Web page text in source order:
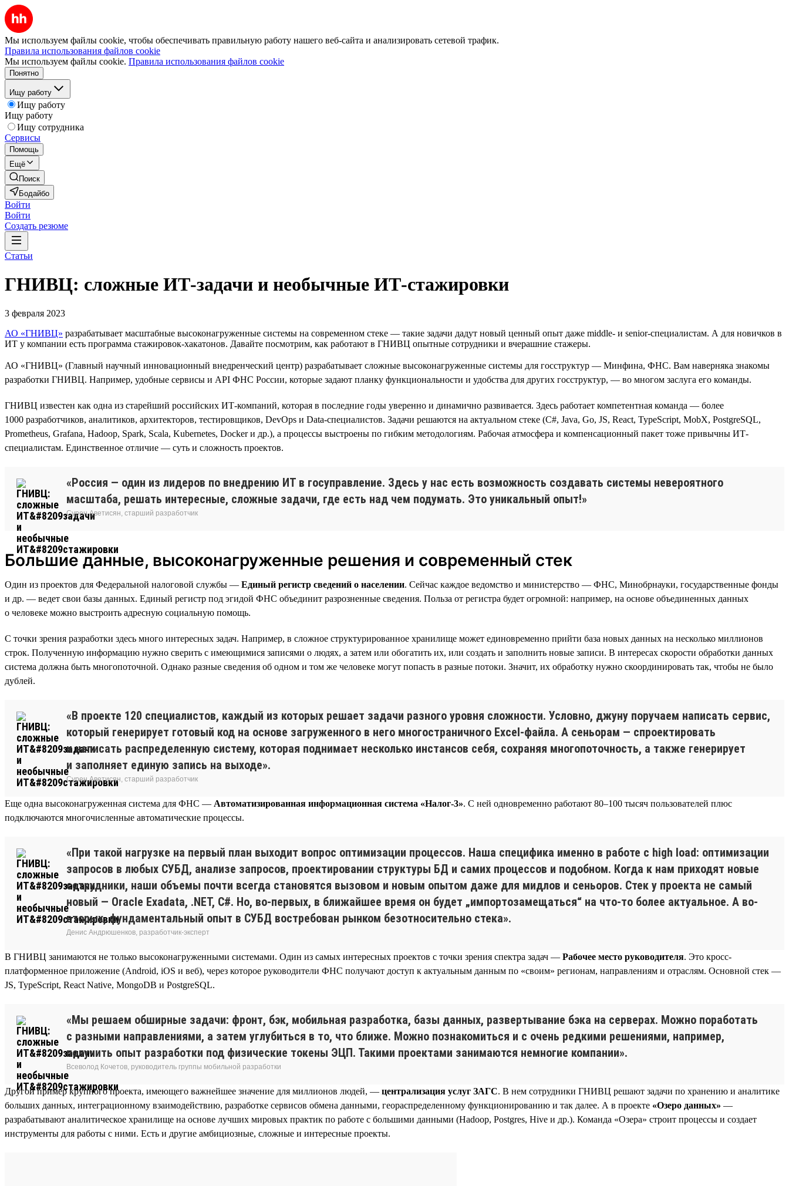
Мы используем файлы cookie, чтобы обеспечивать правильную работу нашего веб-сайта и анализировать сетевой трафик.
Правила использования файлов cookie
Мы используем файлы cookie. Правила использования файлов cookie
Понятно
Ищу работу
Ищу работу
Ищу работу
Ищу сотрудника
Сервисы
Помощь
Ещё
Поиск
Бодайбо
Войти
Войти
Создать резюме
Статьи
ГНИВЦ: сложные ИТ‑задачи и необычные ИТ‑стажировки
3 февраля 2023
АО «ГНИВЦ» разрабатывает масштабные высоконагруженные системы на современном стеке — такие задачи дадут новый ценный опыт даже middle- и senior-специалистам. А для новичков в
ИТ у компании есть программа стажировок-хакатонов. Давайте посмотрим, как работают в ГНИВЦ опытные сотрудники и вчерашние стажеры.
АО «ГНИВЦ» (Главный научный инновационный внедренческий центр) разрабатывает сложные высоконагруженные системы для госструктур — Минфина, ФНС. Вам наверняка знакомы
разработки ГНИВЦ. Например, удобные сервисы и API ФНС России, которые задают планку функциональности и удобства для других госструктур, — во многом заслуга его команды.
ГНИВЦ известен как одна из старейший российских ИТ-компаний, которая в последние годы уверенно и динамично развивается. Здесь работает компетентная команда — более
1000 разработчиков, аналитиков, архитекторов, тестировщиков, DevOps и Data-специалистов. Задачи решаются на актуальном стеке (С#, Java, Go, JS, React, TypeScript, MobX, PostgreSQL,
Prometheus, Grafana, Hadoop, Spark, Scala, Kubernetes, Doсker и др.), а процессы выстроены по гибким методологиям. Рабочая атмосфера и компенсационный пакет тоже привычны ИТ-
специалистам. Единственное отличие — суть и сложность проектов.
«Россия — один из лидеров по внедрению ИТ в госуправление. Здесь у нас есть возможность создавать системы невероятного
масштаба, решать интересные, сложные задачи, где есть над чем подумать. Это уникальный опыт!»
Сурен Аветисян, старший разработчик
Большие данные, высоконагруженные решения и современный стек
Один из проектов для Федеральной налоговой службы — Единый регистр сведений о населении. Сейчас каждое ведомство и министерство — ФНС, Минобрнауки, государственные фонды
и др. — ведет свои базы данных. Единый регистр под эгидой ФНС объединит разрозненные сведения. Польза от регистра будет огромной: например, на основе объединенных данных
о человеке можно выстроить адресную социальную помощь.
С точки зрения разработки здесь много интересных задач. Например, в сложное структурированное хранилище может единовременно прийти база новых данных на несколько миллионов
строк. Полученную информацию нужно сверить с имеющимися записями о людях, а затем или обогатить их, или создать и заполнить новые записи. В интересах скорости обработки данных
система должна быть многопоточной. Однако разные сведения об одном и том же человеке могут попасть в разные потоки. Значит, их обработку нужно скоординировать так, чтобы не было
дублей.
«В проекте 120 специалистов, каждый из которых решает задачи разного уровня сложности. Условно, джуну поручаем написать сервис,
который генерирует готовый код на основе загруженного в него многостраничного Excel-файла. А сеньорам — спроектировать
и написать распределенную систему, которая поднимает несколько инстансов себя, сохраняя многопоточность, а также генерирует
и заполняет единую запись на выходе».
Сурен Аветисян, старший разработчик
Еще одна высоконагруженная система для ФНС — Автоматизированная информационная система «Налог-3». С ней одновременно работают 80–100 тысяч пользователей плюс
подключаются многочисленные автоматические процессы.
«При такой нагрузке на первый план выходит вопрос оптимизации процессов. Наша специфика именно в работе с high load: оптимизации
запросов в любых СУБД, анализе запросов, проектировании структуры БД и самих процессов и подобном. Когда к нам приходят новые
сотрудники, наши объемы почти всегда становятся вызовом и новым опытом даже для мидлов и сеньоров. Стек у проекта не самый
новый — Oracle Exadata, .NET, C#. Но, во-первых, в ближайшее время он будет „импортозамещаться“ на что-то более актуальное. А во-
вторых, фундаментальный опыт в СУБД востребован рынком безотносительно стека».
Денис Андрюшенков, разработчик-эксперт
В ГНИВЦ занимаются не только высоконагруженными системами. Один из самых интересных проектов с точки зрения спектра задач — Рабочее место руководителя. Это кросс-
платформенное приложение (Android, iOS и веб), через которое руководители ФНС получают доступ к актуальным данным по «своим» регионам, направлениям и отраслям. Основной стек —
JS, TypeScript, React Native, MongoDB и PostgreSQL.
«Мы решаем обширные задачи: фронт, бэк, мобильная разработка, базы данных, развертывание бэка на серверах. Можно поработать
с разными направлениями, а затем углубиться в то, что ближе. Можно познакомиться и с очень редкими решениями, например,
получить опыт разработки под физические токены ЭЦП. Такими проектами занимаются немногие компании».
Всеволод Кочетов, руководитель группы мобильной разработки
Другой пример крупного проекта, имеющего важнейшее значение для миллионов людей, — централизация услуг ЗАГС. В нем сотрудники ГНИВЦ решают задачи по хранению и аналитике
больших данных, интеграционному взаимодействию, разработке сервисов обмена данными, геораспределенному функционированию и так далее. А в проекте «Озеро данных» —
разрабатывают аналитическое хранилище на основе лучших мировых практик по работе с большими данными (Hadoop, Postgres, Hive и др.). Команда «Озера» строит процессы и создает
инструменты для работы с ними. Есть и другие амбициозные, сложные и интересные проекты.